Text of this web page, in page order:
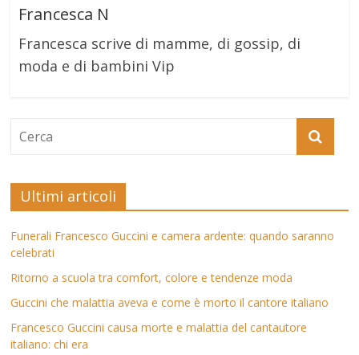
Francesca N
Francesca scrive di mamme, di gossip, di
moda e di bambini Vip
Ultimi articoli
Funerali Francesco Guccini e camera ardente: quando saranno
celebrati
Ritorno a scuola tra comfort, colore e tendenze moda
Guccini che malattia aveva e come è morto il cantore italiano
Francesco Guccini causa morte e malattia del cantautore
italiano: chi era